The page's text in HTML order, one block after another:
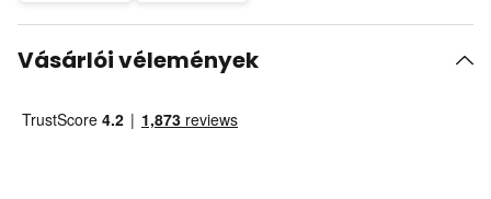
Vásárlói vélemények